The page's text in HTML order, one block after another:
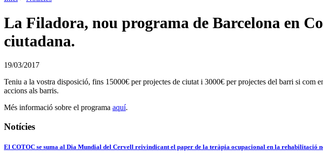
La Filadora, nou programa de Barcelona en
ciutadana.
19/03/2017
Teniu a la vostra disposició, fins 15000€ per projectes de ciutat i 3000€ per projectes del barri si
accions als barris.
Més informació sobre el programa aquí.
Notícies
El COTOC se suma al Dia Mundial del Cervell reivindicant el paper de la teràpia ocupacional en la rehabilitació